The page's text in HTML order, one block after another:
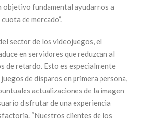
objetivo fundamental ayudarnos a
de mercado”.
sector de los videojuegos, el
en servidores que reduzcan al
de retardo. Esto es especialmente
de disparos en primera persona,
actualizaciones de la imagen
disfrutar de una experiencia
“Nuestros clientes de los